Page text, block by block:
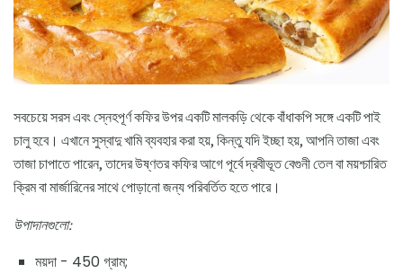
সবচেয়ে সরস এবং স্নেহপূর্ণ কফির উপর একটি মালকড়ি থেকে বাঁধাকপি সঙ্গে একটি পাই
চালু হবে। এখানে সুস্বাদু খামি ব্যবহার করা হয়, কিন্তু যদি ইচ্ছা হয়, আপনি তাজা এবং
তাজা চাপাতে পারেন, তাদের উষ্ণতর কফির আগে পূর্বে দ্রবীভূত বেগুনী তেল বা ময়শ্চারিত
ক্রিম বা মার্জারিনের সাথে পোড়ানো জন্য পরিবর্তিত হতে পারে।
উপাদানগুলো:
ময়দা - 450 গ্রাম;